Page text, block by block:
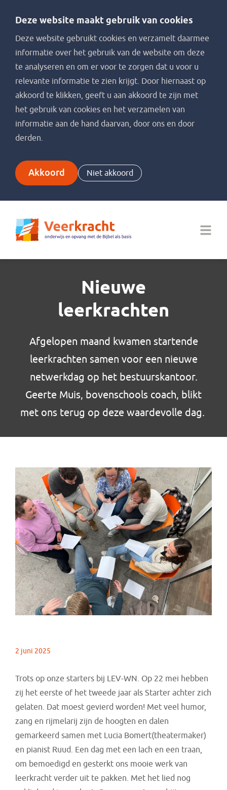
Deze website maakt gebruik van cookies
Deze website gebruikt cookies en verzamelt daarmee
informatie over het gebruik van de website om deze
te analyseren en om er voor te zorgen dat u voor u
relevante informatie te zien krijgt. Door hiernaast op
akkoord te klikken, geeft u aan akkoord te zijn met
het gebruik van cookies en het verzamelen van
informatie aan de hand daarvan, door ons en door
derden.
Akkoord Niet akkoord
Nieuwe
leerkrachten
Afgelopen maand kwamen startende
leerkrachten samen voor een nieuwe
netwerkdag op het bestuurskantoor.
Geerte Muis, bovenschools coach, blikt
met ons terug op deze waardevolle dag.
2 juni 2025
Trots op onze starters bij LEV-WN. Op 22 mei hebben
zij het eerste of het tweede jaar als Starter achter zich
gelaten. Dat moest gevierd worden! Met veel humor,
zang en rijmelarij zijn de hoogten en dalen
gemarkeerd samen met Lucia Bomert(theatermaker)
en pianist Ruud. Een dag met een lach en een traan,
om bemoedigd en gesterkt ons mooie werk van
leerkracht verder uit te pakken. Met het lied nog